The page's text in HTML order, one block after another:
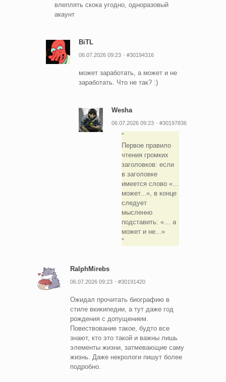
влеплять скока угодно, одноразовый
акаунт
BiTL
06.07.2026 09:23 #30194316
может заработать, а может и не
заработать. Что не так? :)
Wesha
06.07.2026 09:23 #30197836
Первое правило
чтения громких
заголовков: если
в заголовке
имеется слово «…
может...», в конце
следует
мысленно
подставить: «… а
может и не...»
RalphMirebs
06.07.2026 09:23 #30191420
Ожидал прочитать биографию в
стиле вкикипедии, а тут даже год
рождения с допущением.
Повествование такое, будто все
знают, кто это такой и важны лишь
элементы жизни, затмевающие саму
жизнь. Даже некрологи пишут более
подробно.